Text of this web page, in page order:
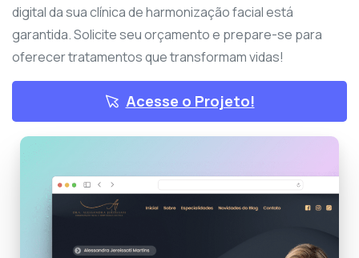
digital da sua clínica de harmonização facial está
garantida. Solicite seu orçamento e prepare-se para
oferecer tratamentos que transformam vidas!
Acesse o Projeto!